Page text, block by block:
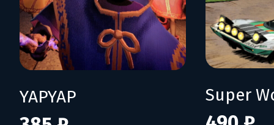
YAPYAP